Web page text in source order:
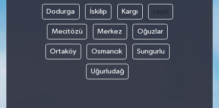
Dodurga İskilip Kargı Laçin
Mecitözü Merkez Oğuzlar
Ortaköy Osmancık Sungurlu
Uğurludağ